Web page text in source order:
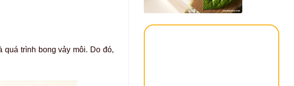
trình bong vảy môi. Do đó,